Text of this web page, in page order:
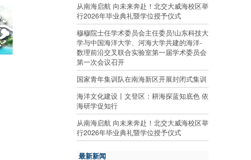
从南海启航 向未来奔赴！北交大威海校区举
行2026年毕业典礼暨学位授予仪式
穆穆院士任学术委员会主任委员!山东科技大
学与中国海洋大学、河海大学共建的海洋-
数理前沿交叉联合实验室第一届学术委员会
第一次会议召开
国家青年集训队在南海新区开展封闭式集训
海洋文化建设丨文登区：耕海探蓝知底色 依
海研学促知行
从南海启航 向未来奔赴！北交大威海校区举
行2026年毕业典礼暨学位授予仪式
最新新闻